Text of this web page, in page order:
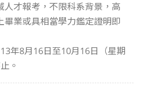
人才報考，不限科系背景，高
畢業或具相當學力鑑定證明即
年8月16日至10月16日（星期
。